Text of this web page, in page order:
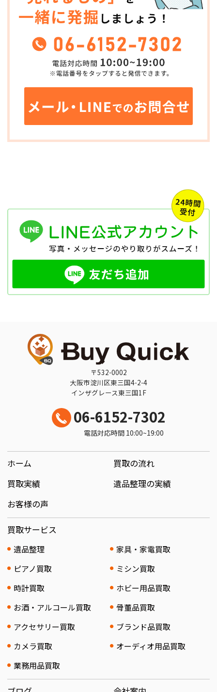
〒532-0002
大阪市淀川区東三国4-2-4
インザグレース東三国1F
06-6152-7302
電話対応時間 10:00~19:00
ホーム
買取の流れ
買取実績
遺品整理の実績
お客様の声
買取サービス
遺品整理
家具・家電買取
ピアノ買取
ミシン買取
時計買取
ホビー用品買取
お酒・アルコール買取
骨董品買取
アクセサリー買取
ブランド品買取
カメラ買取
オーディオ用品買取
業務用品買取